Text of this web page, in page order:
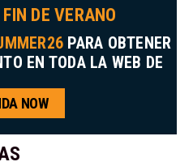
DE VERANO
PARA OBTENER
EN TODA LA WEB DE
NOW